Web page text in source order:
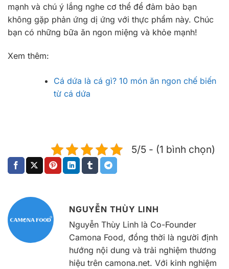
mạnh và chú ý lắng nghe cơ thể để đảm bảo bạn
không gặp phản ứng dị ứng với thực phẩm này. Chúc
bạn có những bữa ăn ngon miệng và khỏe mạnh!
Xem thêm:
Cá dứa là cá gì? 10 món ăn ngon chế biến
từ cá dứa
5/5 - (1 bình chọn)
NGUYỄN THÙY LINH
Nguyễn Thùy Linh là Co-Founder
Camona Food, đồng thời là người định
hướng nội dung và trải nghiệm thương
hiệu trên camona.net. Với kinh nghiệm